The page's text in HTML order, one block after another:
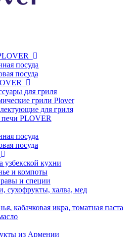
посуда
посуда
для гриля
грили Plover
для гриля
PLOVER
посуда
посуда
узбекской кухни
и компоты
и специи
сухофрукты, халва, мед
кабачковая икра, томатная паста
из Армении